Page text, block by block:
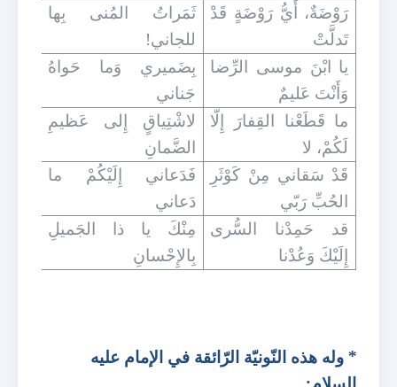
رَوْضَةٌ، أَيُّ رَوْضَةٍ قَدْ
تَدلَّتْ
ثَمَراتُ المُنى بِها
للجاني!
يا ابْنَ موسى الرِّضا
وَأَنْتَ عَليمٌ
بِضَميري وَما حَواهُ
جَناني
ما قَطَعْنا القِفارَ إِلّا
لَكُمْ، لا
لاشْتِياقٍ إِلى عَظيمِ
الضَّمانِ
قَدْ سَقاني مِنْ كَوْثَرِ
الحُبِّ رَبّي
فَدَعاني إِلَيْكُمْ ما
دَعاني
قد حَمِدْنا السُّرى
إِلَيْكَ وَعُدْنا
مِنْكَ يا ذا الجَميلِ
بِالإِحْسانِ
* وله هذه النّونيّة الرّائقة في الإمام عليه